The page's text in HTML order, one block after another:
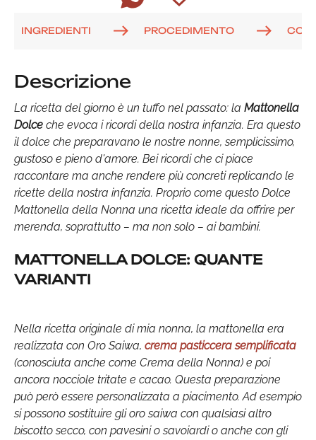
INGREDIENTI PROCEDIMENTO
Descrizione
La ricetta del giorno è un tuffo nel passato: la Mattonella
Dolce che evoca i ricordi della nostra infanzia. Era questo
il dolce che preparavano le nostre nonne, semplicissimo,
gustoso e pieno d'amore. Bei ricordi che ci piace
raccontare ma anche rendere più concreti replicando le
ricette della nostra infanzia. Proprio come questo Dolce
Mattonella della Nonna una ricetta ideale da offrire per
merenda, soprattutto – ma non solo – ai bambini.
MATTONELLA DOLCE: QUANTE
VARIANTI
Nella ricetta originale di mia nonna, la mattonella era
realizzata con Oro Saiwa, crema pasticcera semplificata
(conosciuta anche come Crema della Nonna) e poi
ancora nocciole tritate e cacao. Questa preparazione
può però essere personalizzata a piacimento. Ad esempio
si possono sostituire gli oro saiwa con qualsiasi altro
biscotto secco, con pavesini o savoiardi o anche con gli